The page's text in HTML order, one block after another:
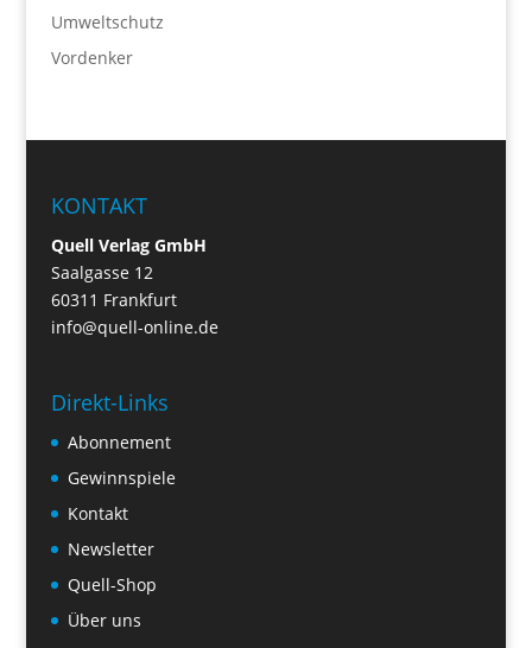
Umweltschutz
Vordenker
KONTAKT
Quell Verlag GmbH
Saalgasse 12
60311 Frankfurt
info@quell-online.de
Direkt-Links
Abonnement
Gewinnspiele
Kontakt
Newsletter
Quell-Shop
Über uns